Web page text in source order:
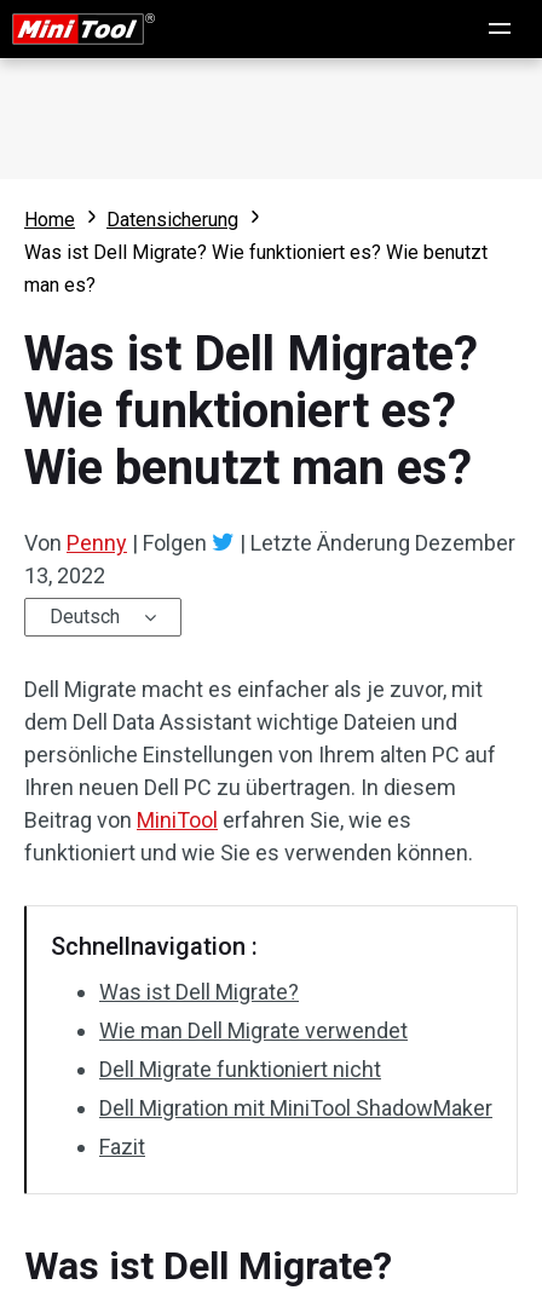
Home
Datensicherung
Was ist Dell Migrate? Wie funktioniert es? Wie benutzt
man es?
Was ist Dell Migrate?
Wie funktioniert es?
Wie benutzt man es?
Von Penny | Folgen | Letzte Änderung Dezember
13, 2022
Deutsch
Dell Migrate macht es einfacher als je zuvor, mit
dem Dell Data Assistant wichtige Dateien und
persönliche Einstellungen von Ihrem alten PC auf
Ihren neuen Dell PC zu übertragen. In diesem
Beitrag von MiniTool erfahren Sie, wie es
funktioniert und wie Sie es verwenden können.
Schnellnavigation :
Was ist Dell Migrate?
Wie man Dell Migrate verwendet
Dell Migrate funktioniert nicht
Dell Migration mit MiniTool ShadowMaker
Fazit
Was ist Dell Migrate?